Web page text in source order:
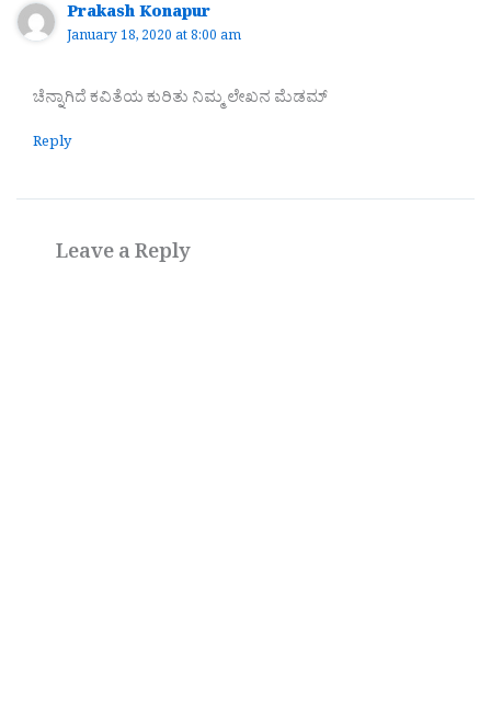
Prakash Konapur
January 18, 2020 at 8:00 am
ಚೆನ್ನಾಗಿದೆ ಕವಿತೆಯ ಕುರಿತು ನಿಮ್ಮ ಲೇಖನ ಮೆಡಮ್
Reply
Leave a Reply